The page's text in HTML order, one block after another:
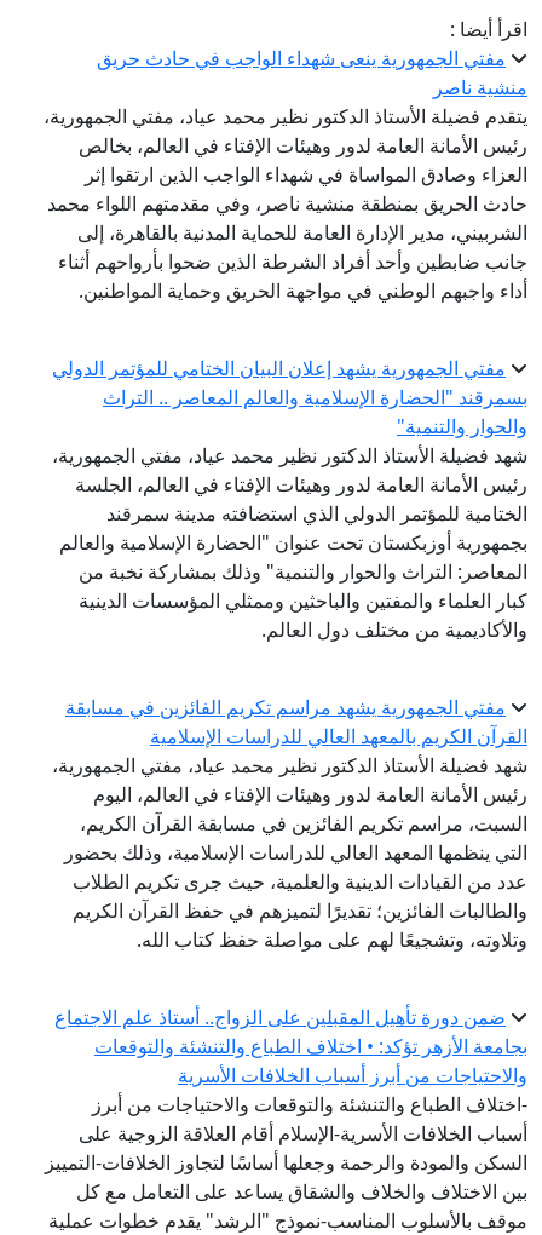
اقرأ أيضا :
مفتي الجمهورية ينعى شهداء الواجب في حادث حريق
منشية ناصر
يتقدم فضيلة الأستاذ الدكتور نظير محمد عياد، مفتي الجمهورية،
رئيس الأمانة العامة لدور وهيئات الإفتاء في العالم، بخالص
العزاء وصادق المواساة في شهداء الواجب الذين ارتقوا إثر
حادث الحريق بمنطقة منشية ناصر، وفي مقدمتهم اللواء محمد
الشربيني، مدير الإدارة العامة للحماية المدنية بالقاهرة، إلى
جانب ضابطين وأحد أفراد الشرطة الذين ضحوا بأرواحهم أثناء
أداء واجبهم الوطني في مواجهة الحريق وحماية المواطنين.
مفتي الجمهورية يشهد إعلان البيان الختامي للمؤتمر الدولي
بسمرقند "الحضارة الإسلامية والعالم المعاصر .. التراث
والحوار والتنمية"
شهد فضيلة الأستاذ الدكتور نظير محمد عياد، مفتي الجمهورية،
رئيس الأمانة العامة لدور وهيئات الإفتاء في العالم، الجلسة
الختامية للمؤتمر الدولي الذي استضافته مدينة سمرقند
بجمهورية أوزبكستان تحت عنوان "الحضارة الإسلامية والعالم
المعاصر: التراث والحوار والتنمية" وذلك بمشاركة نخبة من
كبار العلماء والمفتين والباحثين وممثلي المؤسسات الدينية
والأكاديمية من مختلف دول العالم.
مفتي الجمهورية يشهد مراسم تكريم الفائزين في مسابقة
القرآن الكريم بالمعهد العالي للدراسات الإسلامية
شهد فضيلة الأستاذ الدكتور نظير محمد عياد، مفتي الجمهورية،
رئيس الأمانة العامة لدور وهيئات الإفتاء في العالم، اليوم
السبت، مراسم تكريم الفائزين في مسابقة القرآن الكريم،
التي ينظمها المعهد العالي للدراسات الإسلامية، وذلك بحضور
عدد من القيادات الدينية والعلمية، حيث جرى تكريم الطلاب
والطالبات الفائزين؛ تقديرًا لتميزهم في حفظ القرآن الكريم
وتلاوته، وتشجيعًا لهم على مواصلة حفظ كتاب الله.
ضمن دورة تأهيل المقبلين على الزواج.. أستاذ علم الاجتماع
بجامعة الأزهر تؤكد: • اختلاف الطباع والتنشئة والتوقعات
والاحتياجات من أبرز أسباب الخلافات الأسرية
-اختلاف الطباع والتنشئة والتوقعات والاحتياجات من أبرز
أسباب الخلافات الأسرية-الإسلام أقام العلاقة الزوجية على
السكن والمودة والرحمة وجعلها أساسًا لتجاوز الخلافات-التمييز
بين الاختلاف والخلاف والشقاق يساعد على التعامل مع كل
موقف بالأسلوب المناسب-نموذج "الرشد" يقدم خطوات عملية